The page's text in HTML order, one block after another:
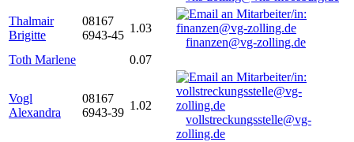
Thalmair
Brigitte
08167
6943-45
1.03
finanzen@vg-zolling.de
Toth Marlene
0.07
Vogl
Alexandra
08167
6943-39
1.02
vollstreckungsstelle@vg-
zolling.de